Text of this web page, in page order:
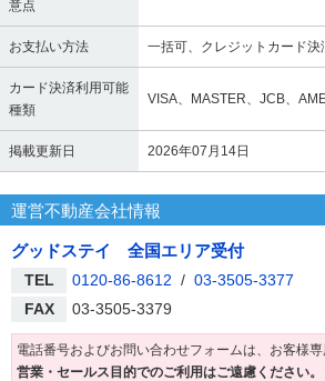
意点
お支払い方法 一括可、クレジットカード
カード決済利用可能
種類
VISA、MASTER、JCB、
掲載更新日 2026年07月14日
運営不動産会社情報
グッドステイ 全国エリア受付
TEL 0120-86-8612 / 03-3505-3377
FAX
03-3505-3379
電話番号およびお問い合わせフォームは、お客様専
営業・セールス目的でのご利用はご遠慮ください。